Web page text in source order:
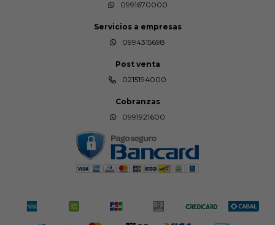
0991670000
Servicios a empresas
0994315698
Post venta
0215194000
Cobranzas
0991921600